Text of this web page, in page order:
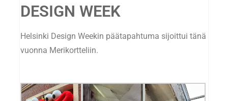
DESIGN WEEK
Helsinki Design Weekin päätapahtuma sijoittui tänä
vuonna Merikortteliin.